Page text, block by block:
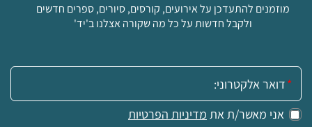
מוזמנים להתעדכן על אירועים, קורסים, סיורים, ספרים חדשים
ולקבל חדשות על כל מה שקורה אצלנו ב'יד'
אימייל:
אני מאשר/ת את מדיניות הפרטיות